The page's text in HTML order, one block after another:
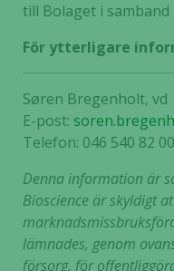
till Bolaget i
För ytterligare
Søren Bregenholt, vd
E-post:
Telefon: 046 540 82 00
Denna information är
Bioscience är skyldigt
lämnades, genom
försorg, för